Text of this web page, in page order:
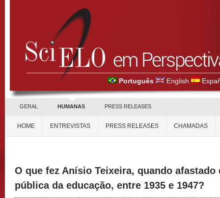
Português English
GERAL HUMANAS PRESS RELEASES
HOME ENTREVISTAS PRESS RELEASES CHAMADAS
O que fez Anísio Teixeira, quando
pública da educação, entre 1935 e 1947?